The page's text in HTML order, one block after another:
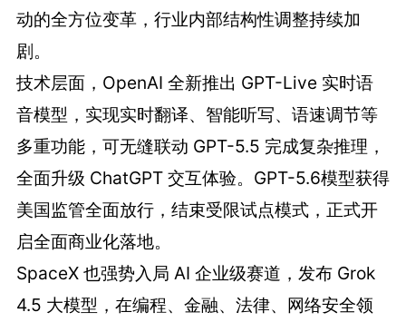
动的全方位变革，行业内部结构性调整持续加
剧。
技术层面，OpenAI 全新推出 GPT-Live 实时语
音模型，实现实时翻译、智能听写、语速调节等
多重功能，可无缝联动 GPT-5.5 完成复杂推理，
全面升级 ChatGPT 交互体验。GPT-5.6模型获得
美国监管全面放行，结束受限试点模式，正式开
启全面商业化落地。
SpaceX 也强势入局 AI 企业级赛道，发布 Grok
4.5 大模型，在编程、金融、法律、网络安全领